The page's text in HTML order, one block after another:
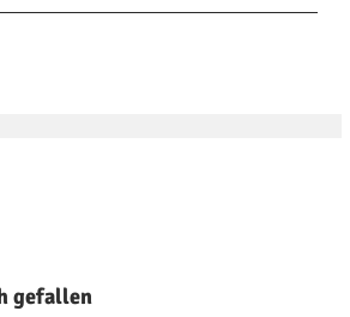
gefallen